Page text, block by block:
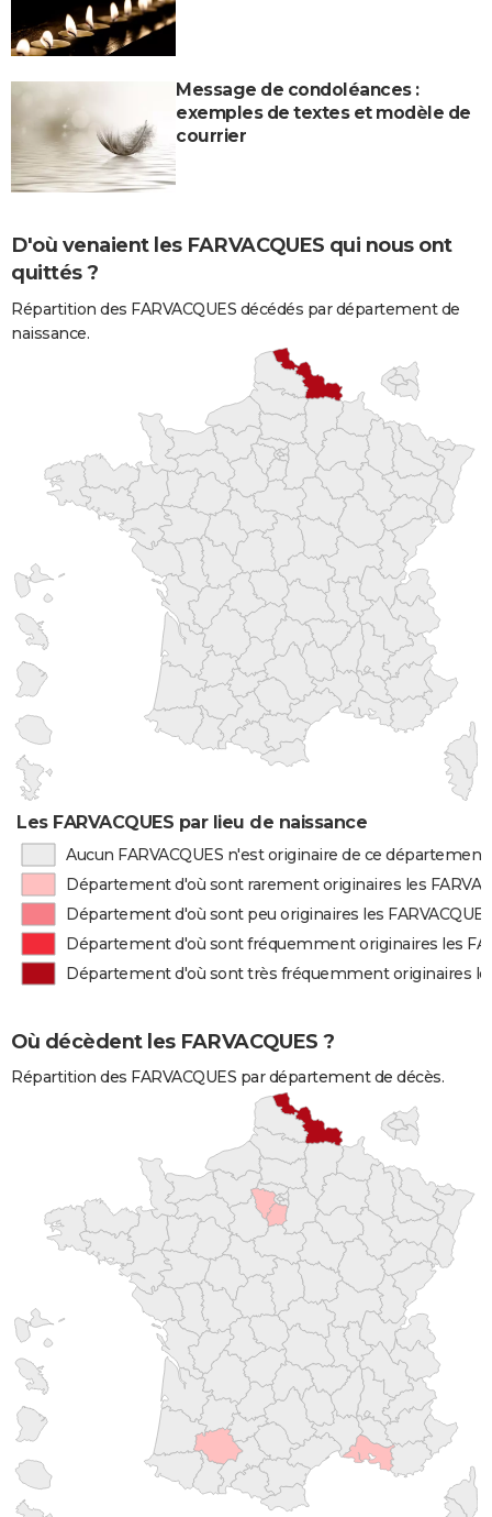
Message de condoléances :
exemples de textes et modèle de
courrier
D'où venaient les FARVACQUES qui nous ont
quittés ?
Répartition des FARVACQUES décédés par département de
naissance.
Les FARVACQUES par lieu de naissance
Aucun FARVACQUES n'est originaire de ce département
Département d'où sont rarement originaires les
Département d'où sont peu originaires les
Département d'où sont fréquemment originaires les
Département d'où sont très fréquemment originaires les
Où décèdent les FARVACQUES ?
Répartition des FARVACQUES par département de décès.